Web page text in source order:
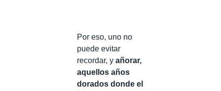
Por eso, uno no
puede evitar
recordar, y añorar,
aquellos años
dorados donde el